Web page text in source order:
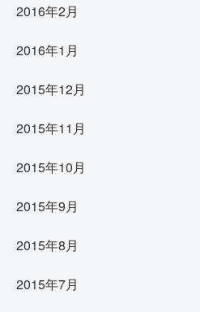
2016年2月
2016年1月
2015年12月
2015年11月
2015年10月
2015年9月
2015年8月
2015年7月